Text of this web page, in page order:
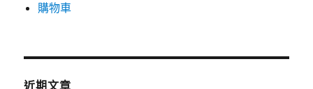
購物車
近期文章